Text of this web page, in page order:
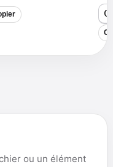
ou un élément